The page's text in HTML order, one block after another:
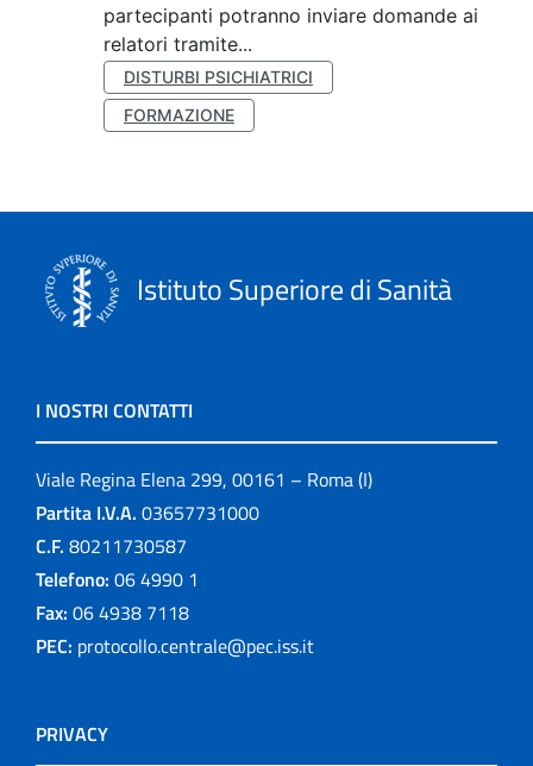
partecipanti potranno inviare domande ai
relatori tramite...
DISTURBI PSICHIATRICI
FORMAZIONE
Istituto Superiore di Sanità
I NOSTRI CONTATTI
Viale Regina Elena 299, 00161 – Roma (I)
Partita I.V.A. 03657731000
C.F. 80211730587
Telefono: 06 4990 1
Fax: 06 4938 7118
PEC: protocollo.centrale@pec.iss.it
PRIVACY